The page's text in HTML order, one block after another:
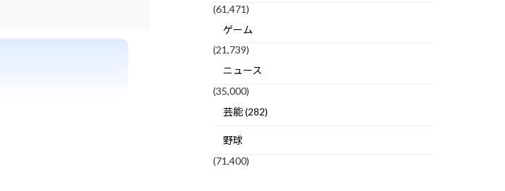
(61,471)
ゲーム
(21,739)
ニュース
(35,000)
芸能 (282)
野球
(71,400)